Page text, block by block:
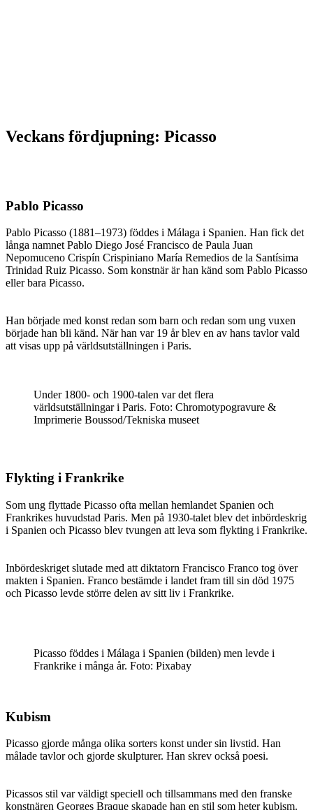
Veckans fördjupning: Picasso
Pablo Picasso
Pablo Picasso (1881–1973) föddes i Málaga i Spanien. Han fick det
långa namnet Pablo Diego José Francisco de Paula Juan
Nepomuceno Crispín Crispiniano María Remedios de la Santísima
Trinidad Ruiz Picasso. Som konstnär är han känd som Pablo Picasso
eller bara Picasso.
Han började med konst redan som barn och redan som ung vuxen
började han bli känd. När han var 19 år blev en av hans tavlor vald
att visas upp på världsutställningen i Paris.
Under 1800- och 1900-talen var det flera
världsutställningar i Paris. Foto: Chromotypogravure &
Imprimerie Boussod/Tekniska museet
Flykting i Frankrike
Som ung flyttade Picasso ofta mellan hemlandet Spanien och
Frankrikes huvudstad Paris. Men på 1930-talet blev det inbördeskrig
i Spanien och Picasso blev tvungen att leva som flykting i Frankrike.
Inbördeskriget slutade med att diktatorn Francisco Franco tog över
makten i Spanien. Franco bestämde i landet fram till sin död 1975
och Picasso levde större delen av sitt liv i Frankrike.
Picasso föddes i Málaga i Spanien (bilden) men levde i
Frankrike i många år. Foto: Pixabay
Kubism
Picasso gjorde många olika sorters konst under sin livstid. Han
målade tavlor och gjorde skulpturer. Han skrev också poesi.
Picassos stil var väldigt speciell och tillsammans med den franske
konstnären Georges Braque skapade han en stil som heter kubism.